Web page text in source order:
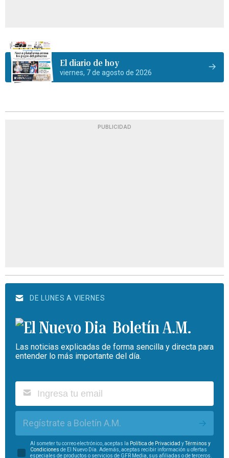
El diario de hoy
viernes, 7 de agosto de 2026
PUBLICIDAD
DE LUNES A VIERNES
Boletín A.M.
Las noticias explicadas de forma sencilla y directa para
entender lo más importante del día.
Regístrate a Boletín A.M.
Al someter tu correo electrónico, aceptas la Política de Privacidad y
Términos y
Condiciones de El Nuevo Día. Además, aceptas recibir información u ofertas
especiales de productos o servicios de GFR Media, sus afiliadas o de terceros.